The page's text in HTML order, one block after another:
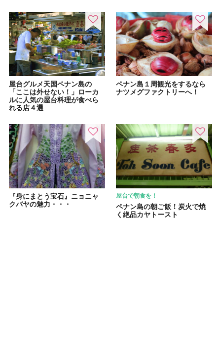
屋台グルメ天国ペナン島の
「ここは外せない！」ローカ
ルに人気の屋台料理が食べら
れる店４選
ペナン島１周観光をするなら
ナツメグファクトリーへ！
『身にまとう宝石』ニョニャ
クバヤの魅力・・・
屋台で朝食を！
ペナン島の朝ご飯！炭火で焼
く絶品カヤトースト